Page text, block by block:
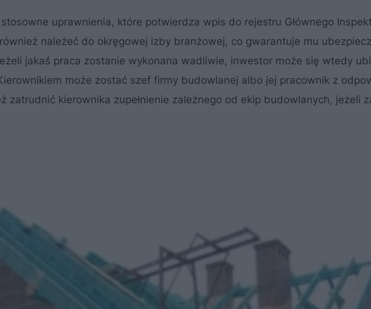
uprawnienia, które potwierdza wpis do rejestru Głównego
należeć do okręgowej izby branżowej, co gwarantuje mu
jakaś praca zostanie wykonana wadliwie, inwestor może się wtedy
może zostać szef firmy budowlanej albo jej pracownik z
zatrudnić kierownika zupełnienie zależnego od ekip budowlanych, jeżeli